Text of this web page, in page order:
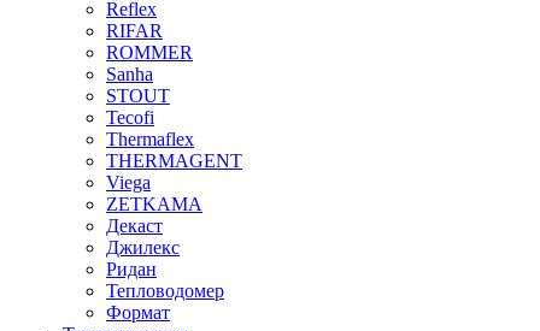
Reflex
RIFAR
ROMMER
Sanha
STOUT
Tecofi
Thermaflex
THERMAGENT
Viega
ZETKAMA
Декаст
Джилекс
Ридан
Тепловодомер
Формат